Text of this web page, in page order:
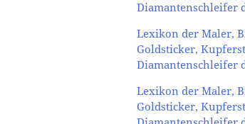
Diamantenschleifer
Lexikon der Maler,
Goldsticker,
Diamantenschleifer
Lexikon der Maler,
Goldsticker,